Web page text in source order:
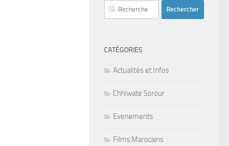
Rechercher :
CATÉGORIES
Actualités et Infos
Chhiwate Sorour
Evenements
Films Marocains